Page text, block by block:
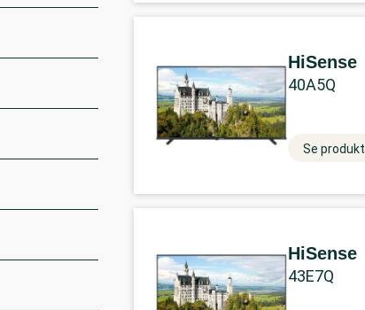
HiSense
40A5Q
Se produkt
HiSense
43E7Q